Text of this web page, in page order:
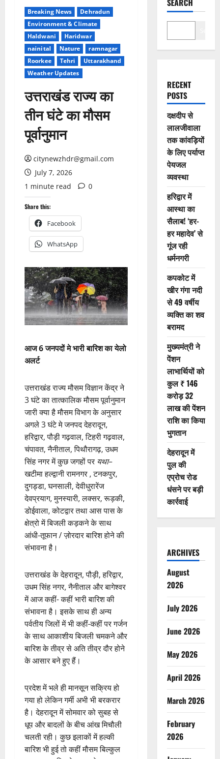
Breaking News
Dehradun
Environment & Climate
Haldwani
Haridwar
nainital
Nature
ramnagar
Roorkee
Tehri
Uttarakhand
Weather Updates
उत्तराखंड राज्य का
तीन घंटे का मौसम
पूर्वानुमान
citynewzhdr@gmail.com
July 7, 2026
1 minute read
0
Share this:
Facebook
WhatsApp
आज 6 जनपदों मे भारी बारिश का येलो
अलर्ट
उत्तराखंड राज्य मौसम विज्ञान केंद्र ने
3 घंटे का तात्कालिक मौसम पूर्वानुमान
जारी क्या है मौसम विभाग के अनुसार
अगले 3 घंटे मे जनपद देहरादून,
हरिद्वार, पौड़ी गढ़वाल, टिहरी गढ़वाल,
चंपावत, नैनीताल, पिथौरागढ़, उधम
सिंह नगर में कुछ जगहों पर यथा–
खटीमा हल्द्वानी रामनगर , टनकपुर,
दुगड्डा, घनसाली, देवीधुरारेंज
देवप्रयाग, मुनस्यारी, लक्सर, रूड़की,
डोईवाला, कोटद्वार तथा आस पास के
क्षेत्रो में बिजली कड़कने के साथ
आंधी-तूफान / ज़ोरदार बारिश होने की
संभावना है।
उत्तराखंड के देहरादून, पौड़ी, हरिद्वार,
उधम सिंह नगर, नैनीताल और बागेश्वर
में आज कहीं- कहीं भारी बारिश की
संभावना है। इसके साथ ही अन्य
पर्वतीय जिलों में भी कहीं-कहीं पर गर्जन
के साथ आकाशीय बिजली चमकने और
बारिश के तीव्र से अति तीव्र दौर होने
के आसार बने हुए हैं।
प्रदेश में भले ही मानसून सक्रिय हो
गया हो लेकिन गर्मी अभी भी बरकरार
है। देहरादून में सोमवार को सुबह से
धूप और बादलों के बीच आंख मिचौली
चलती रही। कुछ इलाकों में हल्की
बारिश भी हुई तो कहीं मौसम बिल्कुल
SEARCH
RECENT
POSTS
दक्षदीप से
लालजीवाला
तक कांवड़ियों
के लिए पर्याप्त
पेयजल
व्यवस्था
हरिद्वार में
आस्था का
सैलाब! ‘हर-
हर महादेव’ से
गूंज रही
धर्मनगरी
कपकोट में
खीर गंगा नदी
से 49 वर्षीय
व्यक्ति का शव
बरामद
मुख्यमंत्री ने
पेंशन
लाभार्थियों को
कुल ₹ 146
करोड़ 32
लाख की पेंशन
राशि का किया
भुगतान
देहरादून में
पुल की
एप्रोच रोड
धंसने पर बड़ी
कार्रवाई
ARCHIVES
August
2026
July 2026
June 2026
May 2026
April 2026
March 2026
February
2026